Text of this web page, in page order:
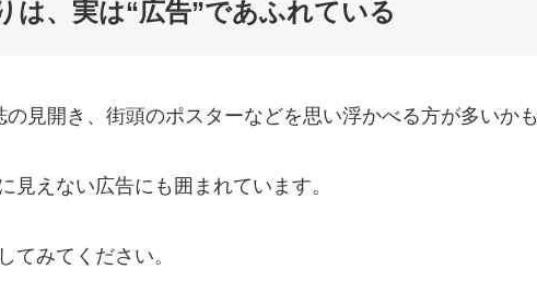
は、実は“広告”であふれている
の見開き、街頭のポスターなどを思い浮かべる方が多いかも
見えない広告にも囲まれています。
てみてください。